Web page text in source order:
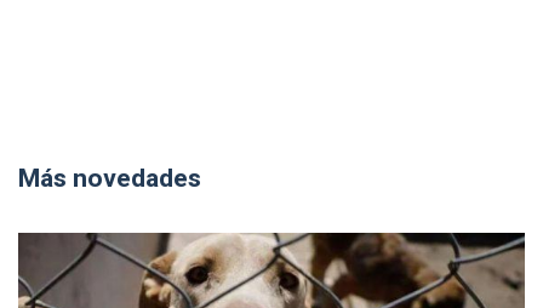
Más novedades